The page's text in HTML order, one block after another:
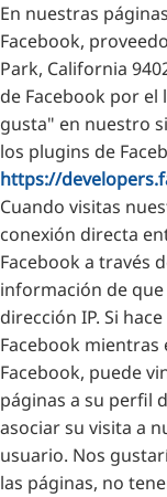
En nuestras
Facebook,
Park, California
de Facebook por
gusta" en nuestro
los plugins de
https://
Cuando visitas
conexión directa
Facebook a través
información de
dirección IP. Si
Facebook mientras
Facebook, puede
páginas a su perfil
asociar su visita a
usuario. Nos
las páginas, no